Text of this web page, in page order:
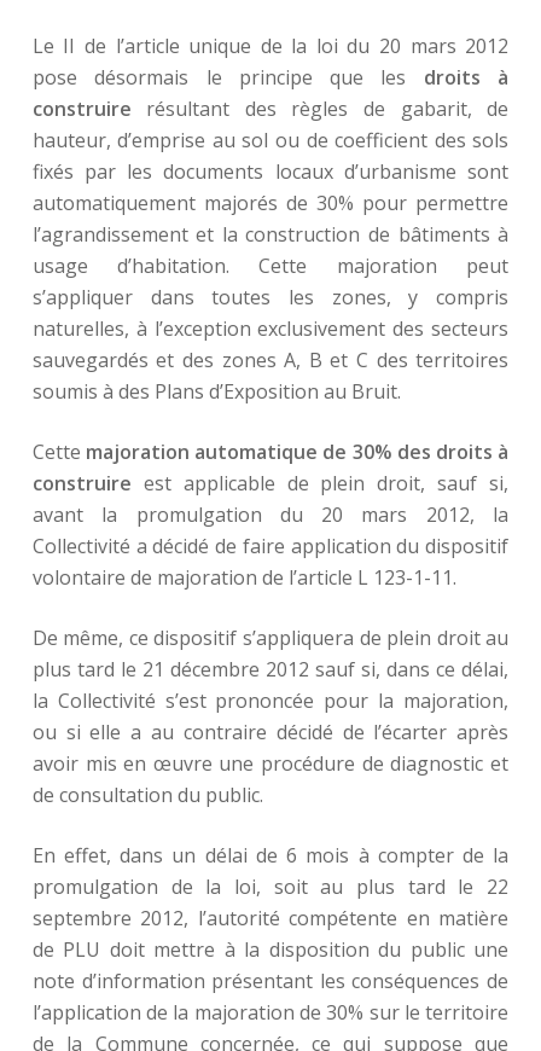
Le II de l’article unique de la loi du 20 mars 2012
pose désormais le principe que les droits à
construire résultant des règles de gabarit, de
hauteur, d’emprise au sol ou de coefficient des sols
fixés par les documents locaux d’urbanisme sont
automatiquement majorés de 30% pour permettre
l’agrandissement et la construction de bâtiments à
usage d’habitation. Cette majoration peut
s’appliquer dans toutes les zones, y compris
naturelles, à l’exception exclusivement des secteurs
sauvegardés et des zones A, B et C des territoires
soumis à des Plans d’Exposition au Bruit.
Cette majoration automatique de 30% des droits à
construire est applicable de plein droit, sauf si,
avant la promulgation du 20 mars 2012, la
Collectivité a décidé de faire application du dispositif
volontaire de majoration de l’article L 123-1-11.
De même, ce dispositif s’appliquera de plein droit au
plus tard le 21 décembre 2012 sauf si, dans ce délai,
la Collectivité s’est prononcée pour la majoration,
ou si elle a au contraire décidé de l’écarter après
avoir mis en œuvre une procédure de diagnostic et
de consultation du public.
En effet, dans un délai de 6 mois à compter de la
promulgation de la loi, soit au plus tard le 22
septembre 2012, l’autorité compétente en matière
de PLU doit mettre à la disposition du public une
note d’information présentant les conséquences de
l’application de la majoration de 30% sur le territoire
de la Commune concernée, ce qui suppose que